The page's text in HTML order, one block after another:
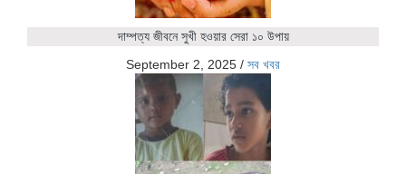
দাম্পত্য জীবনে সুখী হওয়ার সেরা ১০ উপায়
September 2, 2025 / সব খবর